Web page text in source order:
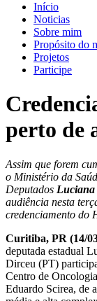
Início
Noticias
Sobre mim
Propósito do
Projetos
Participe
perto de
Assim que forem
o Ministério da
Deputados
audiência nesta
credenciamento do
Curitiba, PR (14/
deputada estadual
Dirceu (PT)
Centro de
Eduardo Scirea, de